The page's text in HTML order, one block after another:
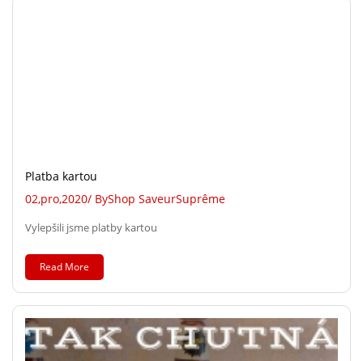
Platba kartou
02,pro,2020/ ByShop SaveurSuprême
Vylepšili jsme platby kartou
Read More